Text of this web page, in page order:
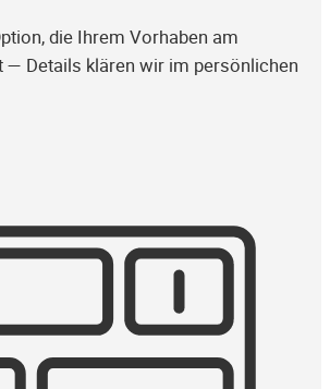
die Ihrem Vorhaben am
— Details klären wir im persönlichen